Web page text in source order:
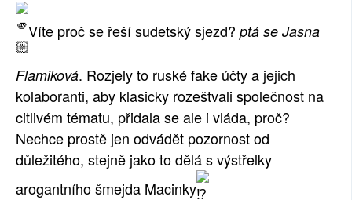
PŘÍSPĚVKY NA PROVOZ
SOCIÁLNÍ SÍTĚ
PLNÁ VERZE STRÁNEK
Víte proč se řeší sudetský sjezd? ptá se Jasna
Flamiková. Rozjely to ruské fake účty a jejich
kolaboranti, aby klasicky rozeštvali společnost na
citlivém tématu, přidala se ale i vláda, proč?
Nechce prostě jen odvádět pozornost od
důležitého, stejně jako to dělá s výstřelky
arogantního šmejda Macinky